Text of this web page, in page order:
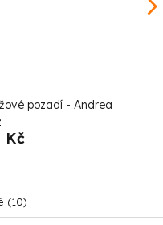
pozadí - Andrea
Kč
(10)